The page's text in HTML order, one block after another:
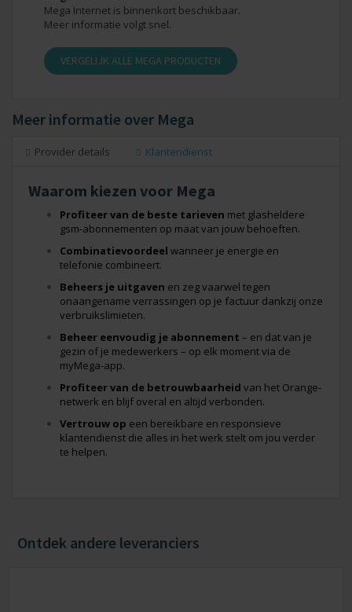
Mega Internet is binnenkort beschikbaar.
Meer informatie volgt snel.
VERGELIJK ALLE MEGA PRODUCTEN
Meer informatie over Mega
Provider details Klantendienst
Waarom kiezen voor Mega
Profiteer van de beste tarieven met glasheldere
gsm-abonnementen op maat van jouw behoeften.
Combinatievoordeel wanneer je energie en
telefonie combineert.
Beheers je uitgaven en zeg vaarwel tegen
onaangename verrassingen op je factuur dankzij onze
verbruikslimieten.
Beheer eenvoudig je abonnement – en dat van je
gezin of je medewerkers – op elk moment via de
myMega-app.
Profiteer van de betrouwbaarheid van het Orange-
netwerk en blijf overal en altijd verbonden.
Vertrouw op een bereikbare en responsieve
klantendienst die alles in het werk stelt om jou verder
te helpen.
Ontdek andere leveranciers